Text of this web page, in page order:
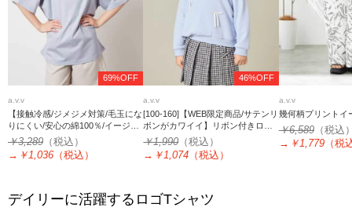
69%OFF
a.v.v
【接触冷感/ジメジメ対策/毛玉にな
りにくい/安心の綿100％/イージー
ケア】[120-130]スプレーアート風
オーバーＴシャツ
￥3,289 （税込）
→ ￥1,036 （税込）
46%OFF
a.v.v
[100-160]【WEB限定商品/サテンリ
ボンがカワイイ】リボン付きロゴ
トレーナー
￥1,990（税込）
→ ￥1,074 （税込）
a.v.v
幾何柄プリントイ
￥6,589（税込
→ ￥1,779（税
デイリーに活躍するロゴTシャツ